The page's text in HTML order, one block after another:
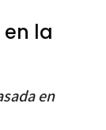
la
en